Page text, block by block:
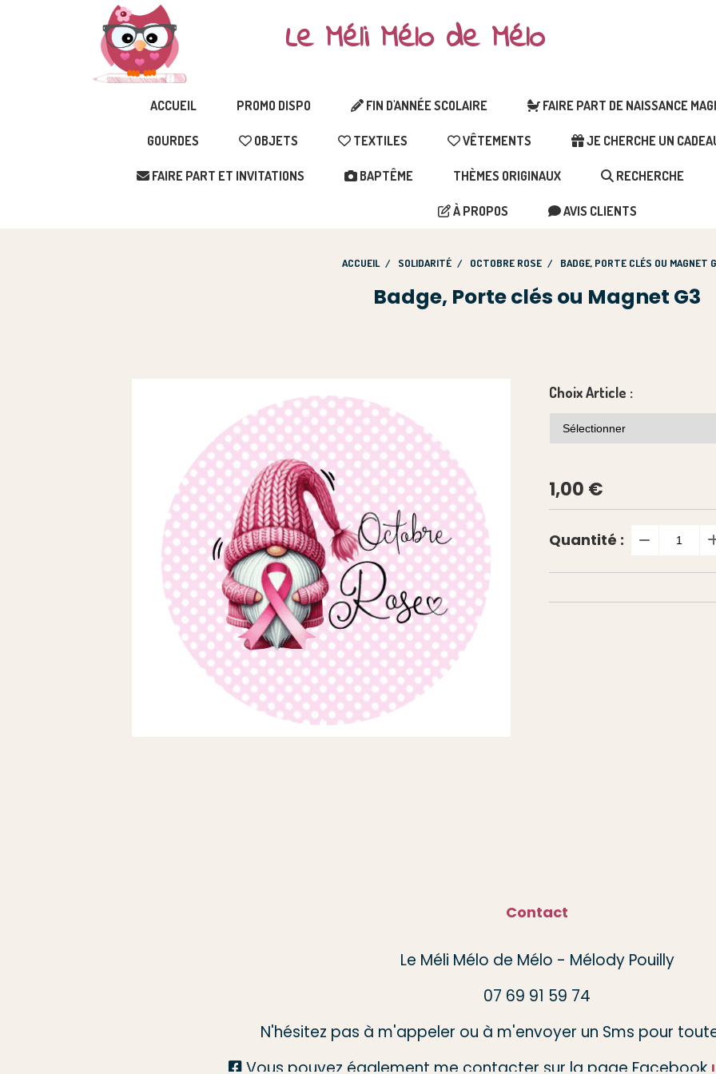
Le Méli Mélo de Mélo
ACCUEIL PROMO DISPO FIN D'ANNÉE SCOLAIRE FAIRE PART DE NAISSANCE
GOURDES OBJETS TEXTILES VÊTEMENTS JE CHERCHE UN
FAIRE PART ET INVITATIONS BAPTÊME THÈMES ORIGINAUX RECHERCHE
À PROPOS AVIS CLIENTS
ACCUEIL SOLIDARITÉ OCTOBRE ROSE BADGE, PORTE CLÉS OU MAGNET
Badge, Porte clés ou Magnet G3
Choix Article :
1,00 €
Quantité :
Contact
Le Méli Mélo de Mélo - Mélody Pouilly
07 69 91 59 74
N'hésitez pas à m'appeler ou à m'envoyer un Sms pour
Vous pouvez également me contacter sur la page Facebook